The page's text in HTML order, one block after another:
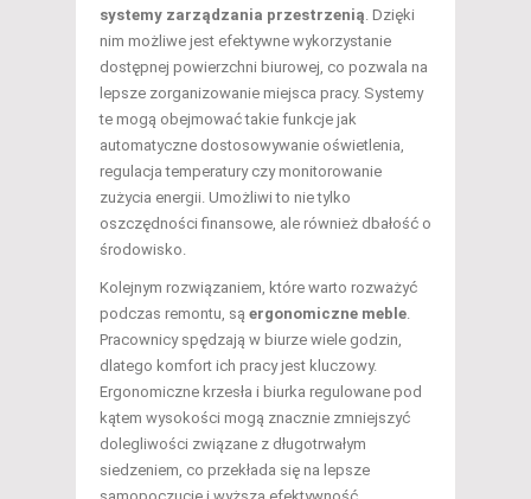
systemy zarządzania przestrzenią. Dzięki
nim możliwe jest efektywne wykorzystanie
dostępnej powierzchni biurowej, co pozwala na
lepsze zorganizowanie miejsca pracy. Systemy
te mogą obejmować takie funkcje jak
automatyczne dostosowywanie oświetlenia,
regulacja temperatury czy monitorowanie
zużycia energii. Umożliwi to nie tylko
oszczędności finansowe, ale również dbałość o
środowisko.
Kolejnym rozwiązaniem, które warto rozważyć
podczas remontu, są ergonomiczne meble.
Pracownicy spędzają w biurze wiele godzin,
dlatego komfort ich pracy jest kluczowy.
Ergonomiczne krzesła i biurka regulowane pod
kątem wysokości mogą znacznie zmniejszyć
dolegliwości związane z długotrwałym
siedzeniem, co przekłada się na lepsze